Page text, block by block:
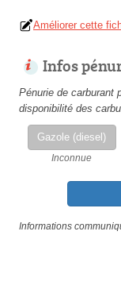
Améliorer cette
Infos
Pénurie de carburant
disponibilité des
Gazole (diesel)
Inconnue
Informations